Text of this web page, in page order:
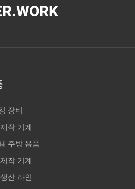
장비
작 기계
주방 용품
작 기계
산 라인